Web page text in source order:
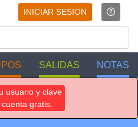
INICIAR SESION
SALIDAS NOTAS
usuario y clave
gratis.